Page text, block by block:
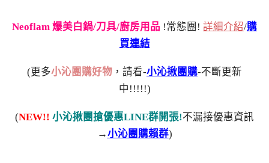
Neoflam 爆美白鍋/刀具/廚房用品 !常態團! 詳細介紹/購
買連結
(更多小沁團購好物 ，請看-小沁揪團購-不斷更新
中!!!!!)
(NEW!! 小沁揪團搶優惠LINE群開張!不漏接優惠資訊
→小沁團購賴群)